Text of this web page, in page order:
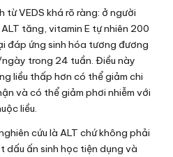
VEDS khá rõ ràng: ở người
tăng, vitamin E tự nhiên 200
đáp ứng sinh hóa tương đương
trong 24 tuần. Điều này
liều thấp hơn có thể giảm chi
và có thể giảm phơi nhiễm với
liều.
cứu là ALT chứ không phải
dấu ấn sinh học tiện dụng và